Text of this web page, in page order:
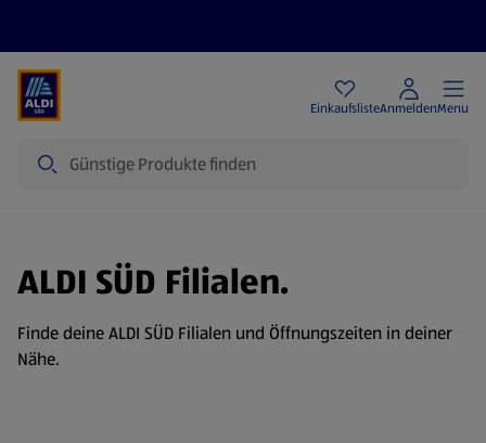
EinkaufslisteAnmeldenMenu
ALDI SÜD Filialen.
Finde deine ALDI SÜD Filialen und Öffnungszeiten in deiner
Nähe.